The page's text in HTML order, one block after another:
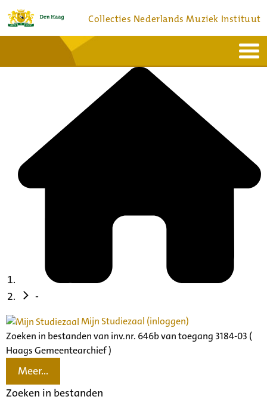
Collecties Nederlands Muziek Instituut
Bronnen en collecties
-
Mijn Studiezaal (inloggen)
Zoeken in bestanden van inv.nr. 646b van toegang 3184-03 (
Haags Gemeentearchief )
Meer...
Zoeken in bestanden